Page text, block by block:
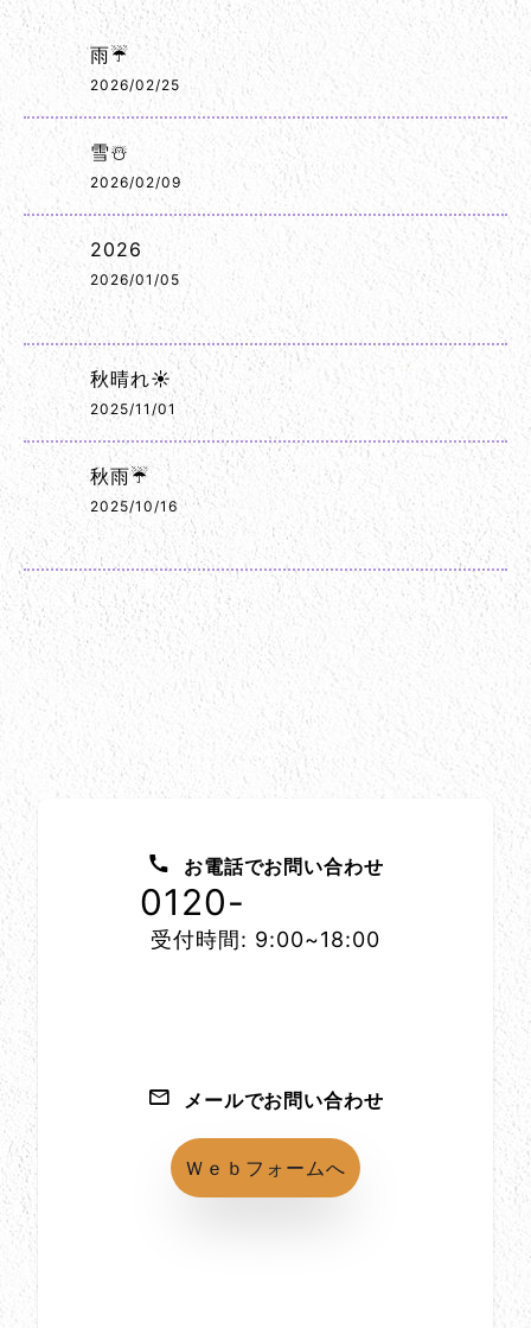
雨☔
2026/02/25
雪☃️
2026/02/09
2026
2026/01/05
秋晴れ☀️
2025/11/01
秋雨☔
2025/10/16
お電話でお問い合わせ
0120-
受付時間: 9:00~18:00
メールでお問い合わせ
Ｗｅｂフォームへ